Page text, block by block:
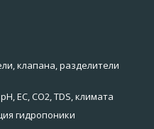
клапана, разделители
EC, CO2, TDS, климата
гидропоники